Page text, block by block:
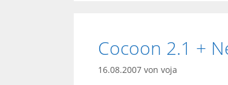
Cocoon 2.1 +
16.08.2007 von voja